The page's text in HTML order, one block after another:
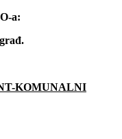
a:
KOMUNALNI